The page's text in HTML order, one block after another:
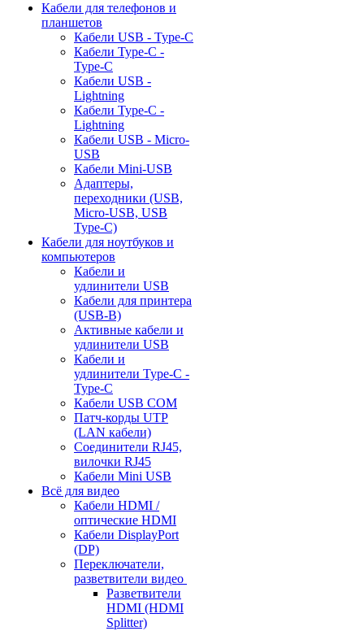
Кабели для телефонов и
планшетов
Кабели USB - Type-C
Кабели Type-C -
Type-C
Кабели USB -
Lightning
Кабели Type-C -
Lightning
Кабели USB - Micro-
USB
Кабели Mini-USB
Адаптеры,
переходники (USB,
Micro-USB, USB
Type-C)
Кабели для ноутбуков и
компьютеров
Кабели и
удлинители USB
Кабели для принтера
(USB-B)
Активные кабели и
удлинители USB
Кабели и
удлинители Type-C -
Type-C
Кабели USB COM
Патч-корды UTP
(LAN кабели)
Соединители RJ45,
вилочки RJ45
Кабели Mini USB
Всё для видео
Кабели HDMI /
оптические HDMI
Кабели DisplayPort
(DP)
Переключатели,
разветвители видео
Разветвители
HDMI (HDMI
Splitter)